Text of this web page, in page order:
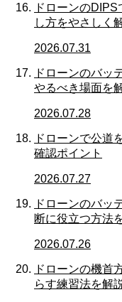
ドローンの
し方をやさしく
2026.07.31
ドローンのバッ
やるべき場面を
2026.07.28
ドローンで公道
確認ポイント
2026.07.27
ドローンのバッ
断に役立つ方法
2026.07.26
ドローンの機首
らす練習法を解